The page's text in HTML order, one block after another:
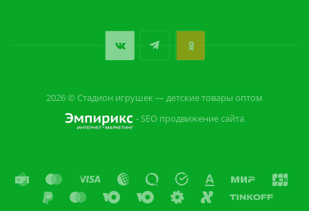
2026 © Стадион игрушек — детские товары оптом
- SEO продвижение сайта